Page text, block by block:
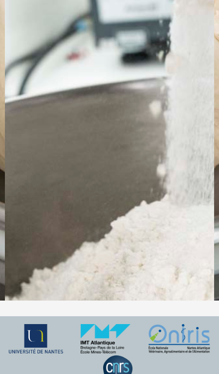
SITE WEB
TÉLÉCHARGEZ LA PLAQUETTE
Contact
Jérémy PRUVOST